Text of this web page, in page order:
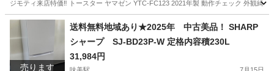
ジモティ来店特価‼ トースター ヤマゼン YTC-FC123 2021年製 動作チェック 外観綺
愛知 名古屋市 平安通駅 キッチン家電
売ります
送料無料地域あり★2025年 中古美品！ SHARP
シャープ SJ-BD23P-W 定格内容積230L
31,984円